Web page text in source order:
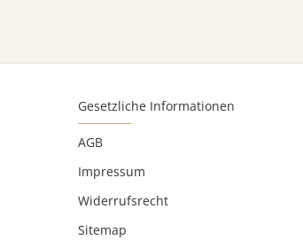
Gesetzliche Informationen
AGB
Impressum
Widerrufsrecht
Sitemap